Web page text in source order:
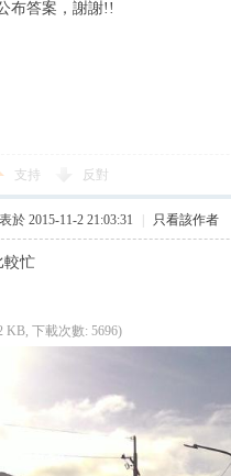
布答案，謝謝!!
支持 反對
於 2015-11-2 21:03:31 只看該作者
較忙
KB, 下載次數: 5696)